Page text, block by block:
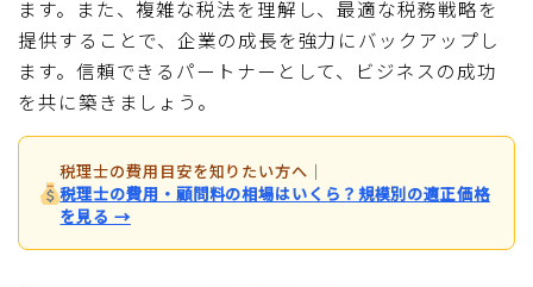
ます。また、複雑な税法を理解し、最適な税務戦略を
提供することで、企業の成長を強力にバックアップし
ます。信頼できるパートナーとして、ビジネスの成功
を共に築きましょう。
税理士の費用目安を知りたい方へ ｜
税理士の費用・顧問料の相場はいくら？規模別の適正価格
を見る →